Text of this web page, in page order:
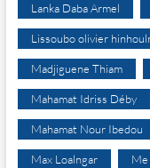
Lanka Daba Armel
Lissoubo olivier
Madjiguene Thiam
Mahamat Idriss Déby
Mahamat Nour Ibedou
Max Loalngar Me